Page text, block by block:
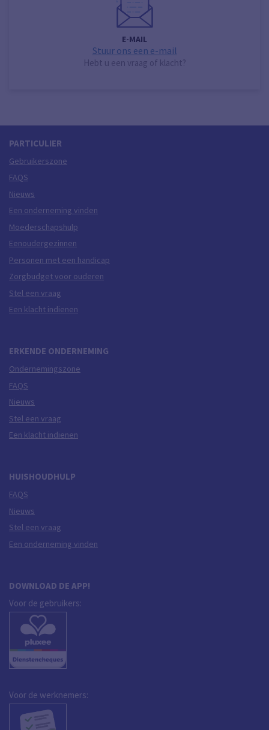
E-MAIL
Stuur ons een e-mail
Hebt u een vraag of klacht?
PARTICULIER
Gebruikerszone
FAQS
Nieuws
Een onderneming vinden
Moederschapshulp
Eenoudergezinnen
Personen met een handicap
Zorgbudget voor ouderen
Stel een vraag
Een klacht indienen
ERKENDE ONDERNEMING
Ondernemingszone
FAQS
Nieuws
Stel een vraag
Een klacht indienen
HUISHOUDHULP
FAQS
Nieuws
Stel een vraag
Een onderneming vinden
DOWNLOAD DE APP!
Voor de gebruikers:
Voor de werknemers: